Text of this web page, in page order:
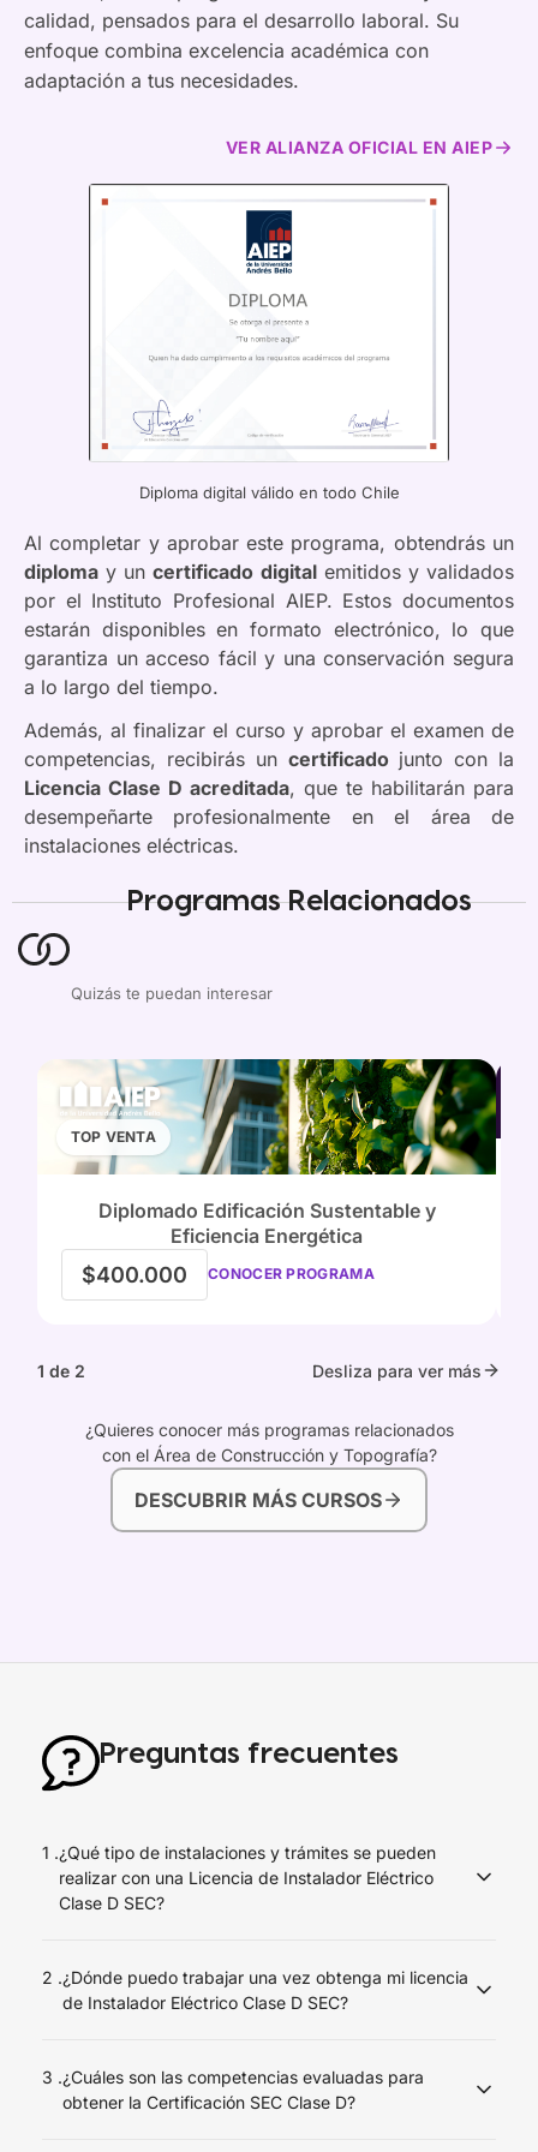
calidad, pensados para el desarrollo laboral. Su
enfoque combina excelencia académica con
adaptación a tus necesidades.
VER ALIANZA OFICIAL EN AIEP
Diploma digital válido en todo Chile
Al completar y aprobar este programa, obtendrás un
diploma y uncertificado digitalemitidos y validados
por el Instituto Profesional AIEP. Estos documentos
estarán disponibles en formato electrónico, lo que
garantiza un acceso fácil y una conservación segura
a lo largo del tiempo.
Además, al finalizar el curso y aprobar el examen de
competencias, recibirás un certificadojunto con la
Licencia Clase D acreditada, que te habilitarán para
desempeñarte profesionalmente en el área de
instalaciones eléctricas.
Programas Relacionados
Quizás te puedan interesar
TOP VENTA
Diplomado Edificación Sustentable y
Eficiencia Energética
$400.000 CONOCER PROGRAMA
1 de 2 Desliza para ver más
¿Quieres conocer más programas relacionados
con el Área de Construcción y Topografía?
DESCUBRIR MÁS CURSOS
Preguntas frecuentes
1 .¿Qué tipo de instalaciones y trámites se pueden
realizar con una Licencia de Instalador Eléctrico
Clase D SEC?
la Superintendencia de Electricidad y Combustibles
(SEC), permite realizar empalmes, entre otras
realizar instalaciones de alumbrado en baja tensión con
un máximo de 10 kW y de calefacción y fuerza en baja
2 .¿Dónde puedo trabajar una vez obtenga mi licencia
de Instalador Eléctrico Clase D SEC?
de opciones laborales; tales como empresa mineras,
comerciales, industriales y de servicio técnicos en
3 .¿Cuáles son las competencias evaluadas para
obtener la Certificación SEC Clase D?